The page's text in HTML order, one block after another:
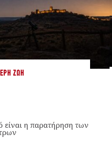
ΖΩΉ
είναι η παρατήρηση των